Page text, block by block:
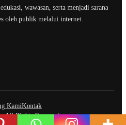
wawasan, serta menjadi sarana
oleh publik melalui internet.
KamiKontak
All Rights Reserved